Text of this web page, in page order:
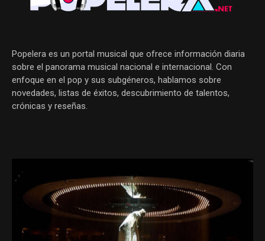
Popelera es un portal musical que ofrece información diaria
sobre el panorama musical nacional e internacional. Con
enfoque en el pop y sus subgéneros, hablamos sobre
novedades, listas de éxitos, descubrimiento de talentos,
crónicas y reseñas.